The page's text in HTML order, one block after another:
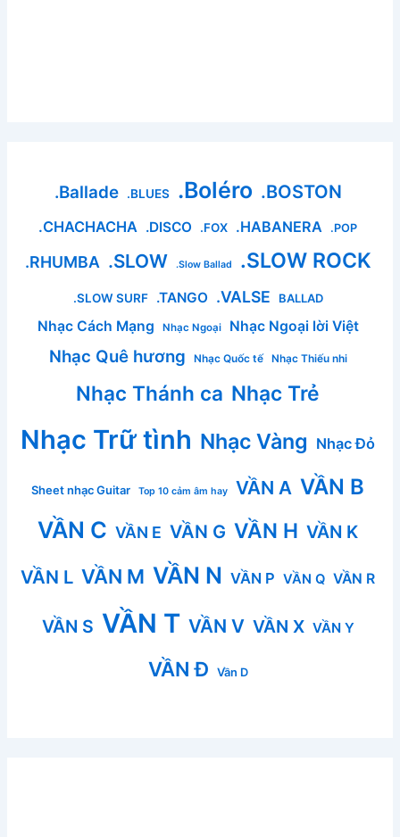
.Ballade .BLUES .Boléro .BOSTON
.CHACHACHA .DISCO .FOX .HABANERA .POP
.RHUMBA .SLOW .Slow Ballad .SLOW ROCK
.SLOW SURF .TANGO .VALSE BALLAD
Nhạc Cách Mạng Nhạc Ngoại Nhạc Ngoại lời Việt
Nhạc Quê hương Nhạc Quốc tế Nhạc Thiếu nhi
Nhạc Thánh ca Nhạc Trẻ
Nhạc Trữ tình Nhạc Vàng Nhạc Đỏ
Sheet nhạc Guitar Top 10 cảm âm hay VẦN A VẦN B
VẦN C VẦN E VẦN G VẦN H VẦN K
VẦN L VẦN M VẦN N VẦN P VẦN Q VẦN R
VẦN S VẦN T VẦN V VẦN X VẦN Y
VẦN Đ Vần D